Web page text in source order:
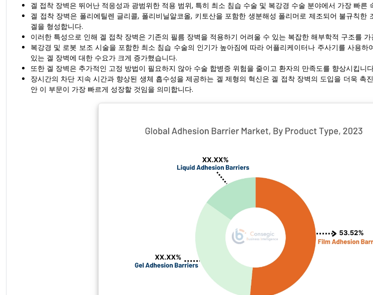
겔 접착 장벽은 뛰어난 적응성과 광범위한 적용 범위, 특히 최소 침습 수술 및 복강경 수술 분야에서 가장 빠른
겔 접착 장벽은 폴리에틸렌 글리콜, 폴리비닐알코올, 키토산을 포함한 생분해성 폴리머로 제조되어 불규칙한
겔을 형성합니다.
이러한 특성으로 인해 겔 접착 장벽은 기존의 필름 장벽을 적용하기 어려울 수 있는 복잡한 해부학적 구조를
복강경 및 로봇 보조 시술을 포함한 최소 침습 수술의 인기가 높아짐에 따라 어플리케이터나 주사기를 사용하
있는 겔 장벽에 대한 수요가 크게 증가했습니다.
또한 겔 장벽은 추가적인 고정 방법이 필요하지 않아 수술 합병증 위험을 줄이고 환자의 만족도를 향상시킵니
장시간의 차단 지속 시간과 향상된 생체 흡수성을 제공하는 겔 제형의 혁신은 겔 접착 장벽의 도입을 더욱 촉
안 이 부문이 가장 빠르게 성장할 것임을 의미합니다.